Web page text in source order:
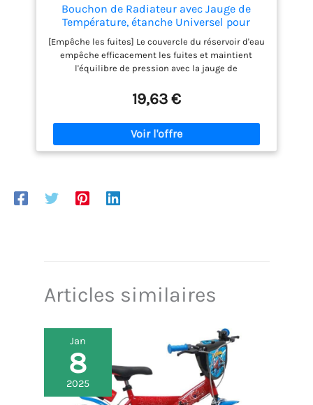
Bouchon de Radiateur avec Jauge de
Température, étanche Universel pour
Voiture, Motos, Vélos Tout-terrain, VTT, UTV,
ABS + Alliage D'aluminium, 1 Paquet
(petite tête 1.3)
[Empêche les fuites] Le couvercle du réservoir d'eau
empêche efficacement les fuites et maintient
l'équilibre de pression avec la jauge de
réservoir d'eau permet une surveillance précise de
la température pour garantir la sécurité du
réservoir d'eau. [Capuchon haute pression] Avec une
jauge de température mesurant jusqu'à 200 °C,
fournissant des lectures précises. [Utilisation
alliage d'aluminium, garantissant une utilisation
19,63 €
Articles similaires
Jan
8
2025